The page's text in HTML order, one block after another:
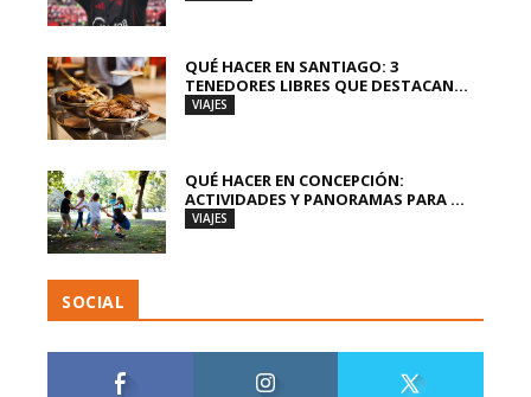
QUÉ HACER EN SANTIAGO: 3
TENEDORES LIBRES QUE DESTACAN...
VIAJES
QUÉ HACER EN CONCEPCIÓN:
ACTIVIDADES Y PANORAMAS PARA ...
VIAJES
SOCIAL